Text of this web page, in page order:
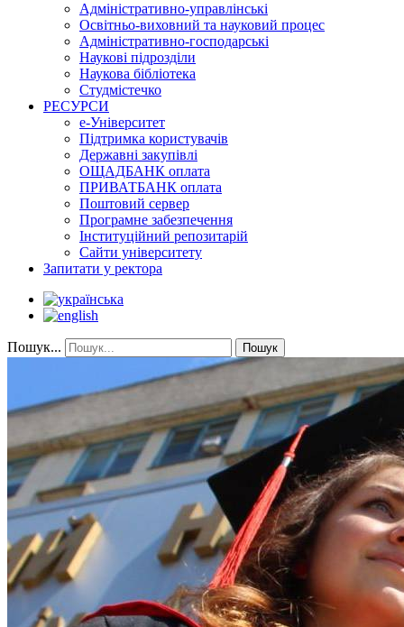
Адміністративно-управлінські
Освітньо-виховний та науковий процес
Адміністративно-господарські
Наукові підрозділи
Наукова бібліотека
Студмістечко
РЕСУРСИ
е-Університет
Підтримка користувачів
Державні закупівлі
ОЩАДБАНК оплата
ПРИВАТБАНК оплата
Поштовий сервер
Програмне забезпечення
Інституційний репозитарій
Сайти університету
Запитати у ректора
Пошук... Пошук